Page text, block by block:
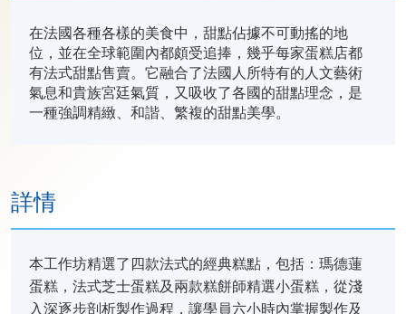
在法國各種各樣的美食中，甜點佔據不可動搖的地
位，並在全球範圍內都頗受追捧，幾乎每家蛋糕店都
有法式甜點售賣。它融合了法國人所特有的人文藝術
氣息和貴族宮廷氣質，又吸收了各國的甜點理念，是
一種強調精緻、和諧、繁複的甜點美學。
詳情
本工作坊精選了四款法式的經典糕點，包括：瑪德蓮
蛋糕，法式芝士蛋糕及兩款糕餅師精選小蛋糕，從淺
入深逐步剖析製作過程，讓學員六小時內掌握製作及